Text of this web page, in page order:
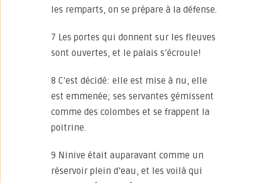
les remparts, on se prépare à la défense.
7 Les portes qui donnent sur les fleuves
sont ouvertes, et le palais s’écroule!
8 C’est décidé: elle est mise à nu, elle
est emmenée; ses servantes gémissent
comme des colombes et se frappent la
poitrine.
9 Ninive était auparavant comme un
réservoir plein d’eau, et les voilà qui